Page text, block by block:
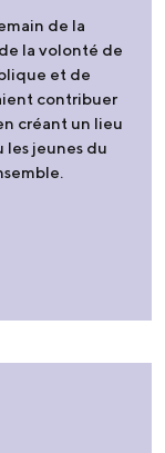
de la
la volonté de
et de
contribuer
créant un lieu
jeunes du